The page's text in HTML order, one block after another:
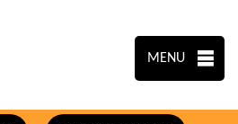
MENU